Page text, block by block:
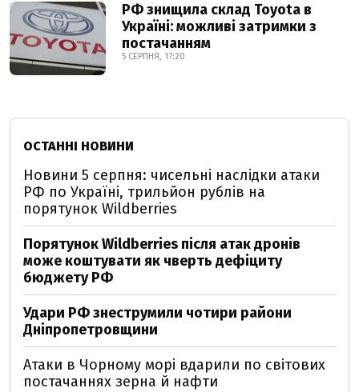
РФ знищила склад Toyota в
Україні: можливі затримки з
постачанням
5 СЕРПНЯ, 17:20
ОСТАННІ НОВИНИ
Новини 5 серпня: чисельні наслідки атаки
РФ по Україні, трильйон рублів на
порятунок Wildberries
Порятунок Wildberries після атак дронів
може коштувати як чверть дефіциту
бюджету РФ
Удари РФ знеструмили чотири райони
Дніпропетровщини
Атаки в Чорному морі вдарили по світових
постачаннях зерна й нафти